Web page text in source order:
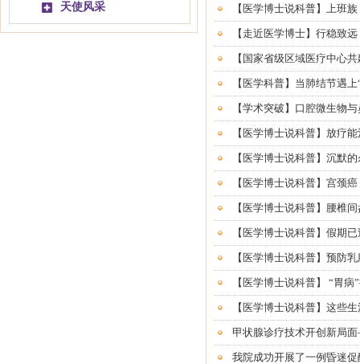
天使风采 【医学博士说科普】上班
【走近医学博士】行稳致
【国家省级区域医疗中心
【医学科普】当肺结节遇
【学术突破】口腔微生物
【医学博士说科普】放疗
【医学博士说科普】沉默
【医学博士说科普】宫颈
【医学博士说科普】腰椎
【医学博士说科普】假期
【医学博士说科普】预防
【医学博士说科普】 “胃
【医学博士说科普】这些
甲状腺诊疗技术开创新局
我院成功开展了一例昏迷